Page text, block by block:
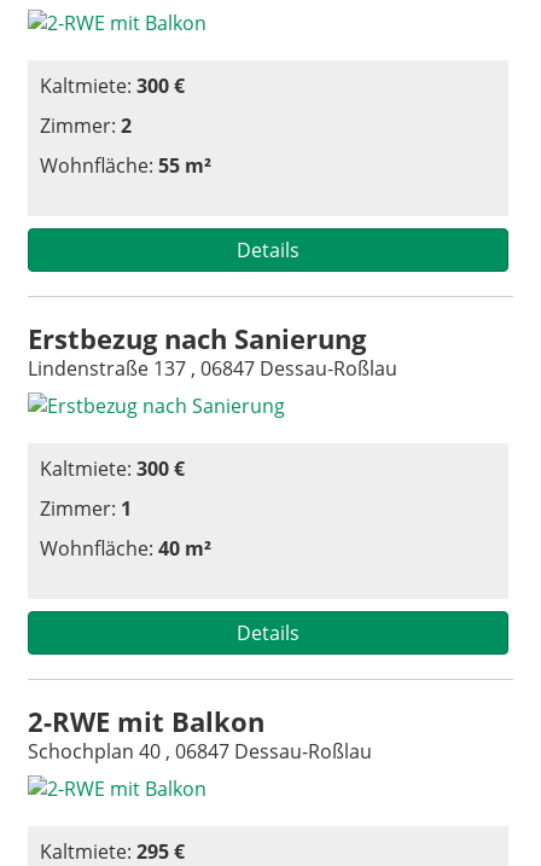
Kaltmiete:300 €
Zimmer:2
Wohnfläche:55 m²
Details
Erstbezug nach Sanierung
Lindenstraße 137 , 06847 Dessau-Roßlau
Kaltmiete:300 €
Zimmer: 1
Wohnfläche:40 m²
Details
2-RWE mit Balkon
Schochplan 40 , 06847 Dessau-Roßlau
Kaltmiete:295 €